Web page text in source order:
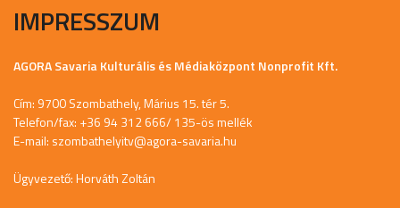
IMPRESSZUM
AGORA Savaria Kulturális és Médiaközpont Nonprofit Kft.
Cím: 9700 Szombathely, Márius 15. tér 5.
Telefon/fax: +36 94 312 666/ 135-ös mellék
E-mail: szombathelyitv@agora-savaria.hu
Ügyvezető: Horváth Zoltán